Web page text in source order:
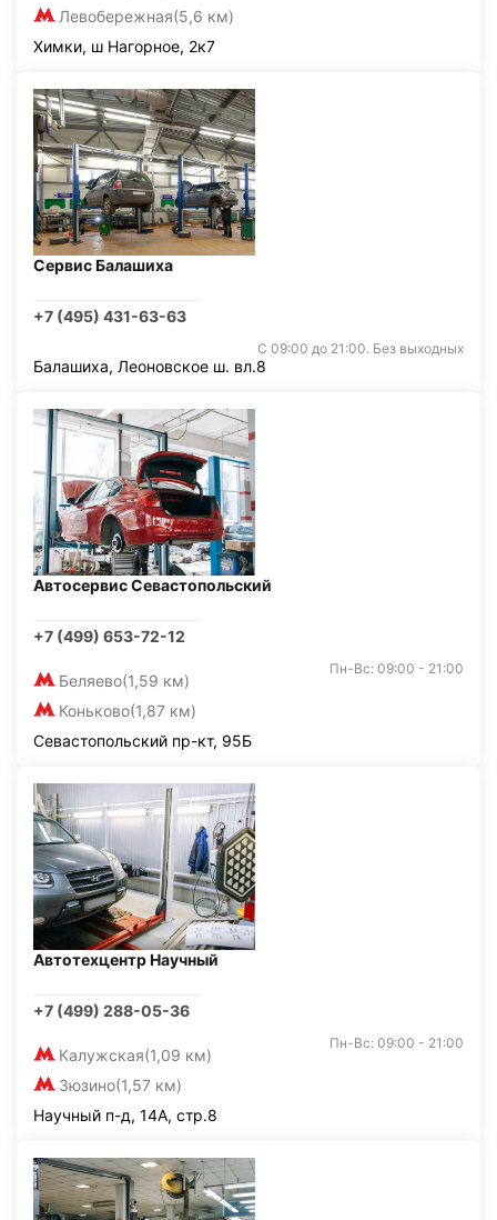
Левобережная(5,6 км)
Химки, ш Нагорное, 2к7
Сервис Балашиха
+7 (495) 431-63-63
С 09:00 до 21:00. Без выходных
Балашиха, Леоновское ш. вл.8
Автосервис Севастопольский
+7 (499) 653-72-12
Беляево(1,59 км)
Коньково(1,87 км)
Пн-Вс: 09:00 - 21:00
Севастопольский пр-кт, 95Б
Автотехцентр Научный
+7 (499) 288-05-36
Калужская(1,09 км)
Зюзино(1,57 км)
Пн-Вс: 09:00 - 21:00
Научный п-д, 14А, стр.8